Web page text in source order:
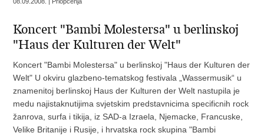
Koncert "Bambi Molestersa" u berlinskoj
"Haus der Kulturen der Welt"
Koncert "Bambi Molestersa" u berlinskoj "Haus der Kulturen der
Welt" U okviru glazbeno-tematskog festivala „Wassermusik“ u
znamenitoj berlinskoj Haus der Kulturen der Welt nastupila je
medu najistaknutijima svjetskim predstavnicima specificnih rock
žanrova, surfa i tikija, iz SAD-a Izraela, Njemacke, Francuske,
Velike Britanije i Rusije, i hrvatska rock skupina "Bambi